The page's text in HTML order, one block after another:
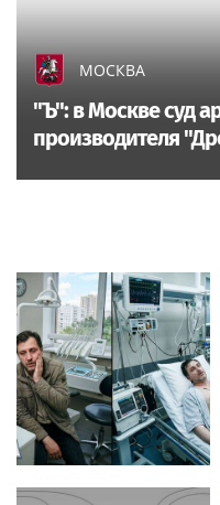
МОСКВА
"Ъ": в Москве суд
производителя